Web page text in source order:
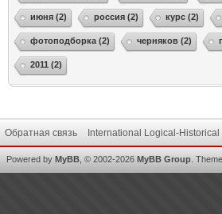
июня (2) россия (2) курс (2)
фотоподборка (2) черняков (2)
2011 (2)
Обратная связь International Logical-Historical
Powered by MyBB , © 2002-2026 MyBB Group